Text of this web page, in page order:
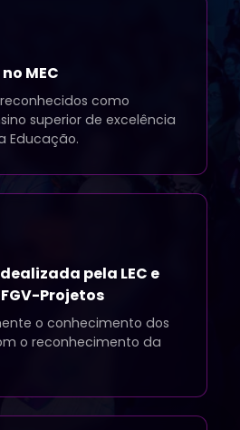
MEC
como
superior de excelência
Educação.
pela LEC e
Projetos
o conhecimento dos
o reconhecimento da